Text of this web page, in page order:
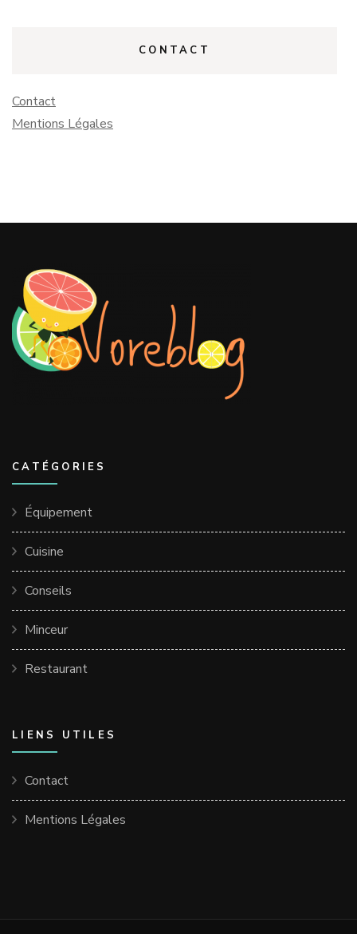
CONTACT
Contact
Mentions Légales
CATÉGORIES
Équipement
Cuisine
Conseils
Minceur
Restaurant
LIENS UTILES
Contact
Mentions Légales